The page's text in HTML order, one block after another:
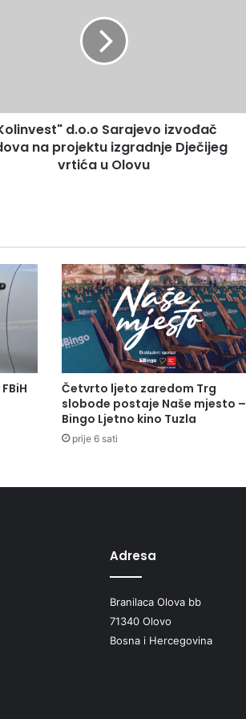
d.o.o Sarajevo izvođač
na projektu izgradnje Dječijeg
vrtića u Olovu
Četvrto ljeto zaredom Trg
slobode postaje Naše mjesto –
Bingo Ljetno kino Tuzla
prije 6 sati
Adresa
Branilaca Olova bb
71340 Olovo
Bosna i Hercegovina